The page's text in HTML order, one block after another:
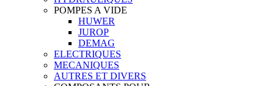
POMPES A VIDE
HUWER
JUROP
DEMAG
ELECTRIQUES
MECANIQUES
AUTRES ET DIVERS